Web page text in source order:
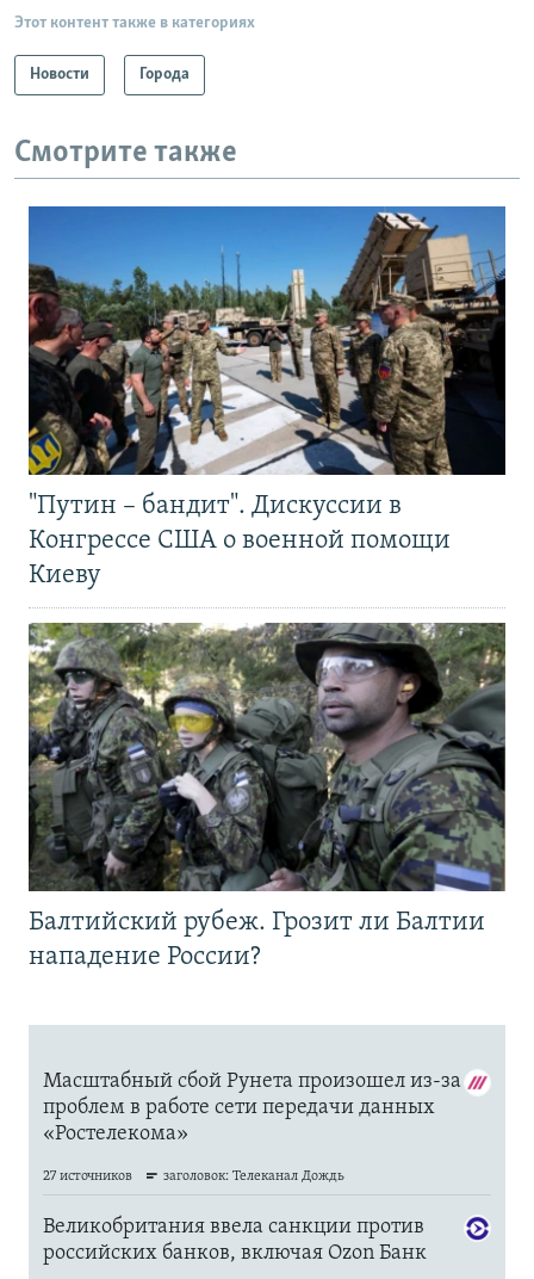
Этот контент также в категориях
Новости Города
Смотрите также
"Путин – бандит". Дискуссии в
Конгрессе США о военной помощи
Киеву
Балтийский рубеж. Грозит ли Балтии
нападение России?